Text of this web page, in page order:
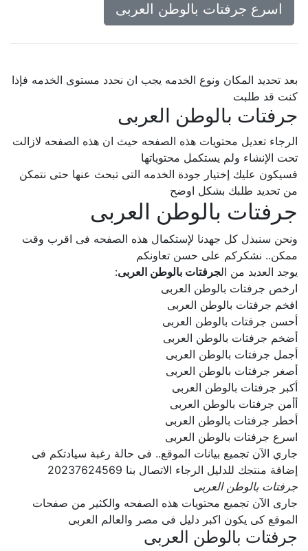
اسرع جرفتات بالوطن العربى
بعد تحديد المكان ونوع الخدمه يجب ان نحدد مستوى الخدمه فإذا
كنت قد طلبت
جرفتات بالوطن العربى
الرجاء تعديل محتويات هذه الصفحه حيث ان هذه الصفحه لازالت
تحت الإنشاء ولم يستكمل محتوياتها
فسيكون عليك إختيار جودة الخدمه التى تبحث عنها حتى نتمكن
من تحديد طلبك بشكل اوضح
جرفتات بالوطن العربى
ونحن سنبذل كل جهدنا لإستكمال هذه الصفحه فى اقرب وقت
ممكن.. نشكركم على حسن تعاونكم
يوجد العديد من ال جرفتات بالوطن العربى:
ارخص جرفتات بالوطن العربى
افخم جرفتات بالوطن العربى
أحسن جرفتات بالوطن العربى
أضخم جرفتات بالوطن العربى
أجمل جرفتات بالوطن العربى
أصغر جرفتات بالوطن العربى
أكبر جرفتات بالوطن العربى
أأمن جرفتات بالوطن العربى
أخطر جرفتات بالوطن العربى
اسرع جرفتات بالوطن العربى
جاري الآن تجميع بيانات الموقع.. فى حالة رغبة سيادتكم فى
إضافة منتجك للدليل الرجاء الاتصال بنا 20237624569
جرفتات بالوطن العربى
جارى الآن تجميع محتويات هذه الصفحه والكثير من صفحات
الموقع كى يكون اكبر دليل فى مصر والعالم العربى
جرفتات بالوطن العربى